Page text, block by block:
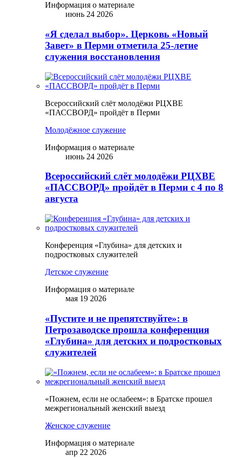
Информация о материале
июнь 24 2026
«Я сделал выбор». Церковь «Новый
Завет» в Перми отметила 25-летие
служения восстановления
Всероссийский слёт молодёжи РЦХВЕ
«ПАССВОРД» пройдёт в Перми
Молодёжное служение
Информация о материале
июнь 24 2026
Всероссийский слёт молодёжи РЦХВЕ
«ПАССВОРД» пройдёт в Перми с 4 по 8
августа
Конференция «Глубина» для детских и
подростковых служителей
Детское служение
Информация о материале
мая 19 2026
«Пустите и не препятствуйте»: в
Петрозаводске прошла конференция
«Глубина» для детских и подростковых
служителей
«Пожнем, если не ослабеем»: в Братске прошел
межрегиональный женский выезд
Женское служение
Информация о материале
апр 22 2026